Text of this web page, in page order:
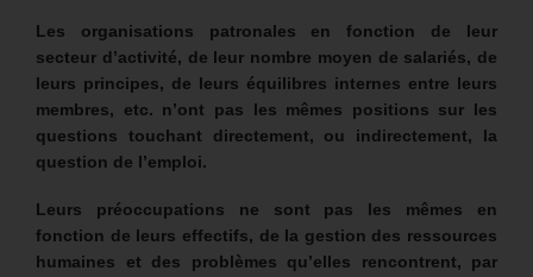
Les organisations patronales en fonction de leur
secteur d’activité, de leur nombre moyen de salariés, de
leurs principes, de leurs équilibres internes entre leurs
membres, etc. n’ont pas les mêmes positions sur les
questions touchant directement, ou indirectement, la
question de l’emploi.
Leurs préoccupations ne sont pas les mêmes en
fonction de leurs effectifs, de la gestion des ressources
humaines et des problèmes qu’elles rencontrent, par